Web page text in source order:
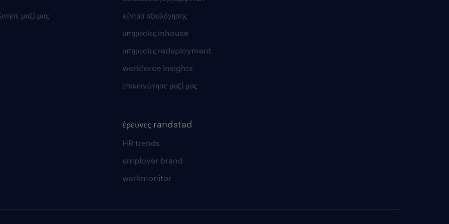
μαζί μας
κέντρα αξιολόγησης
υπηρεσίες inhouse
υπηρεσίες redeployment
workforce insights
επικοινώνησε μαζί μας
έρευνες randstad
HR trends
employer brand
workmonitor